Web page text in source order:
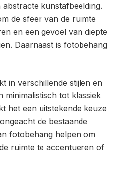
kunstafbeelding.
de sfeer van de ruimte
en een gevoel van diepte
Daarnaast is fotobehang
in verschillende stijlen en
minimalistisch tot klassiek
het een uitstekende keuze
de bestaande
fotobehang helpen om
ruimte te accentueren of